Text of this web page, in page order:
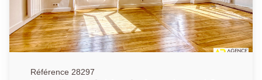
vous séduira par son agencement optimisé, son
calme et son emplacement privilégié à proximité des
écoles de renom, des commerces et transports. Un
cave et un stationnement complètent ce bien. A
découvrir rapidement.
Référence 28297